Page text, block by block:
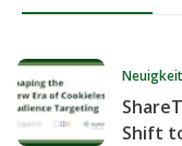
Shift